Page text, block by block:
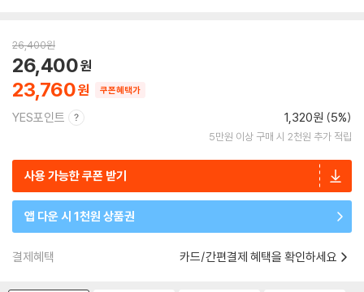
26,400원
23,760
26,400
쿠폰혜택가
YES포인트 1,320원 (5%)
5만원 이상 구매 시 2천원 추가 적립
사용 가능한 쿠폰 받기
앱 다운 시 1천원 상품권
결제혜택 카드/간편결제 혜택을 확인하세요